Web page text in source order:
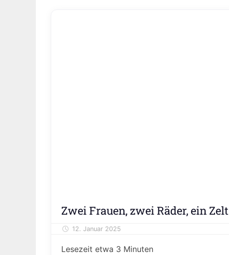
&
&
Zwei Frauen, zwei Räder, ein Zelt
12. Januar 2025
Lesezeit etwa 3 Minuten